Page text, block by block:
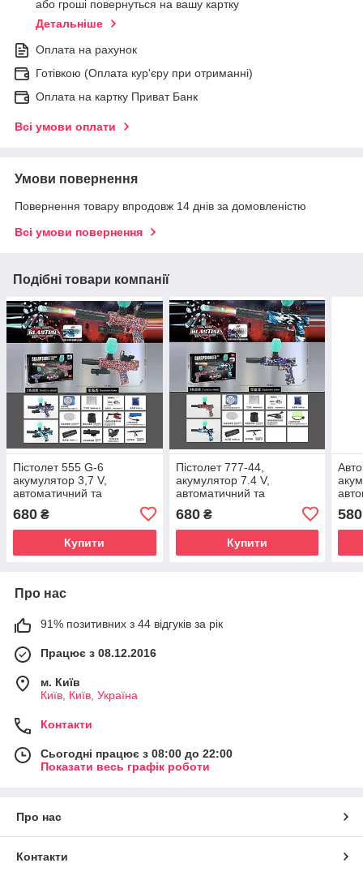
або гроші повернуться на вашу картку
Детальніше
Оплата на рахунок
Готівкою (Оплата кур'єру при отриманні)
Оплата на картку Приват Банк
Всі умови оплати
Умови повернення
Повернення товару впродовж 14 днів за домовленістю
Всі умови повернення
Подібні товари компанії
Пістолет 555 G-6
акумулятор 3,7 V,
автоматичний та
роботи, стріляє орбізами,
захисні окуля
680 ₴
Купити
Пістолет 777-44,
акумулятор 7.4 V,
автоматичний та
роботи, стріляє орбізами,
окуляри
680₴
Купити
580
Про нас
91% позитивних з 44 відгуків за рік
Працює з 08.12.2016
м. Київ
Київ, Київ, Україна
Контакти
Сьогодні працює з 08:00 до 22:00
Показати весь графік роботи
Про нас
Контакти